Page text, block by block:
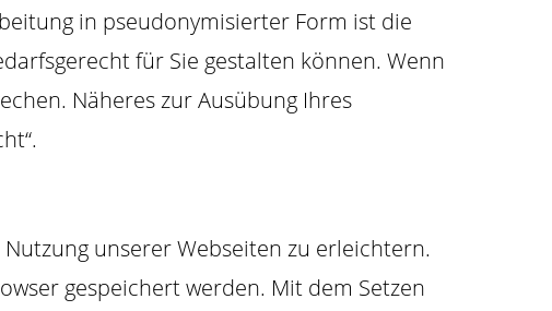
in pseudonymisierter Form ist die
für Sie gestalten können. Wenn
Näheres zur Ausübung Ihres
unserer Webseiten zu erleichtern.
gespeichert werden. Mit dem Setzen